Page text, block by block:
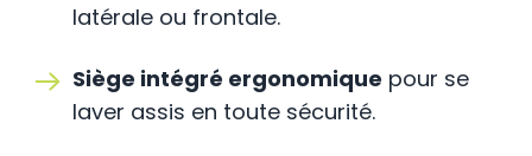
latérale ou frontale.
Siège intégré ergonomique pour se
laver assis en toute sécurité.